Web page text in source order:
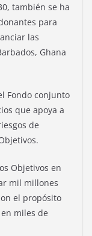
también se ha
para
las
Ghana
Fondo conjunto
que apoya a
de
Objetivos en
mil millones
el propósito
miles de